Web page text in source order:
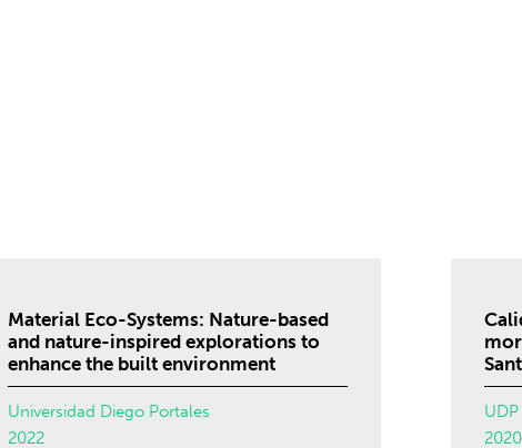
Material Eco-Systems: Nature-based
and nature-inspired explorations to
enhance the built environment
Universidad Diego Portales
2022
UDP
2020